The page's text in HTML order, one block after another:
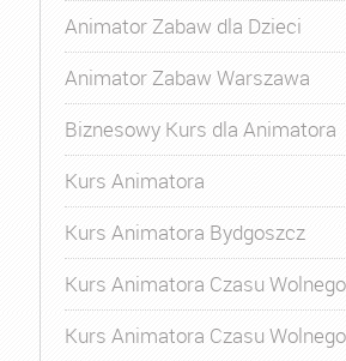
Animator Zabaw dla Dzieci
Animator Zabaw Warszawa
Biznesowy Kurs dla Animatora
Kurs Animatora
Kurs Animatora Bydgoszcz
Kurs Animatora Czasu Wolnego
Kurs Animatora Czasu